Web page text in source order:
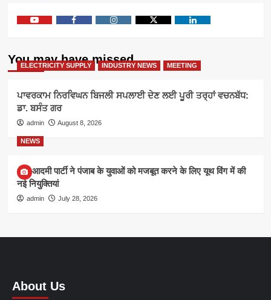
You may have missed
ELECTRICITY SUPPLY INDUSTRY NEWS MEETING
ਪਾਵਰਕਾਮ ਨਿਰਵਿਘਨ ਬਿਜਲੀ ਸਪਲਾਈ ਦੇਣ ਲਈ ਪੂਰੀ ਤਰ੍ਹਾਂ ਵਚਨਬੱਧ:
ਡਾ. ਬਸੰਤ ਗਰ
admin August 8, 2026
NEWS
आम आदमी पार्टी ने पंजाब के युवाओं को मजबूत करने के लिए यूथ विंग में की
नई नियुक्तियां
admin July 28, 2026
About Us